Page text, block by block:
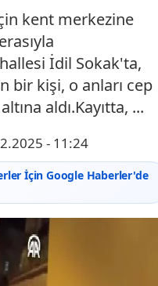
kent merkezine
İdil Sokak'ta,
bir kişi, o anları cep
aldı.Kayıtta, ...
- 11:24
İçin Google Haberler'de